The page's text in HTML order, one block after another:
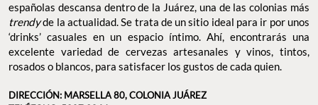
españolas descansa dentro de la Juárez, una de las colonias más
trendyde la actualidad. Se trata de un sitio ideal para ir por unos
‘drinks’ casuales en un espacio íntimo. Ahí, encontrarás una
excelente variedad de cervezas artesanales y vinos, tintos,
rosados o blancos, para satisfacer los gustos de cada quien.
DIRECCIÓN: MARSELLA 80, COLONIA JUÁREZ